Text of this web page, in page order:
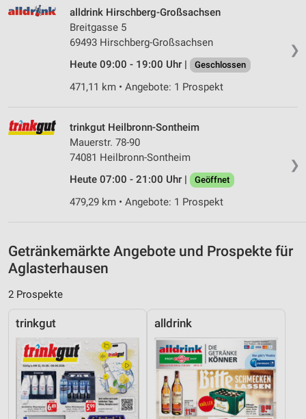
❯
alldrink Hirschberg-Großsachsen
Breitgasse 5
69493 Hirschberg-Großsachsen
Heute 09:00 - 19:00 Uhr |
Geschlossen
471,11 km • Angebote: 1 Prospekt
❯
trinkgut Heilbronn-Sontheim
Mauerstr. 78-90
74081 Heilbronn-Sontheim
Heute 07:00 - 21:00 Uhr |
Geöffnet
479,29 km • Angebote: 1 Prospekt
Getränkemärkte Angebote und Prospekte für
Aglasterhausen
2 Prospekte
trinkgut alldrink
IAB-Besonderheiten:
Verwendung genauer Standortdaten
Geräte anhand von aktiv angeforderten
Notwendig
Performance